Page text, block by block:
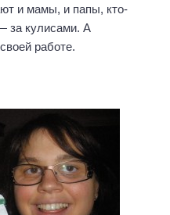
и мамы, и папы, кто-
за кулисами. А
работе.